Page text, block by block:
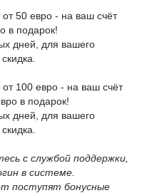
50 евро - на ваш счёт
в подарок!
дней, для вашего
100 евро - на ваш счёт
в подарок!
дней, для вашего
с службой поддержки,
в системе.
поступят бонусные